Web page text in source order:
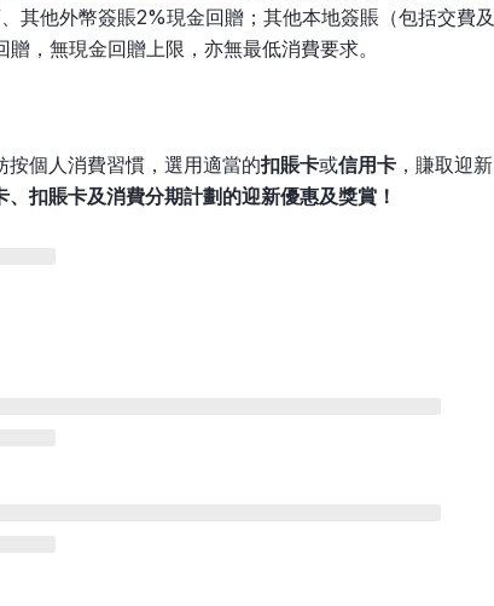
其他外幣簽賬2%現金回贈；其他本地簽賬（包括交費及
，無現金回贈上限，亦無最低消費要求。
個人消費習慣，選用適當的扣賬卡或信用卡，賺取迎新
扣賬卡及消費分期計劃的迎新優惠及獎賞！